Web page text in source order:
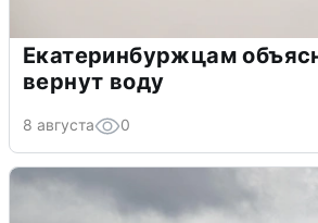
Екатеринбуржцам
вернут воду
8 августа 0